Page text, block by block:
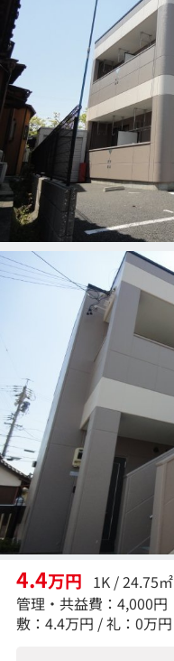
4.4万円
1K / 24.75㎡
管理・共益費：4,000円
敷：4.4万円 / 礼：0万円